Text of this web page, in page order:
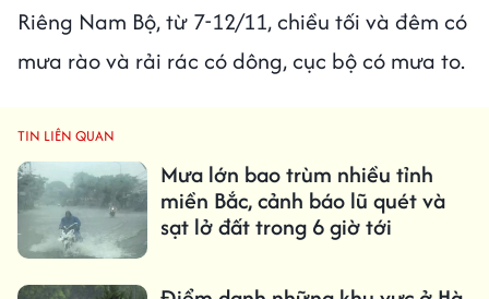
Riêng Nam Bộ, từ 7-12/11, chiều tối và đêm có
mưa rào và rải rác có dông, cục bộ có mưa to.
TIN LIÊN QUAN
Mưa lớn bao trùm nhiều tỉnh
miền Bắc, cảnh báo lũ quét và
sạt lở đất trong 6 giờ tới